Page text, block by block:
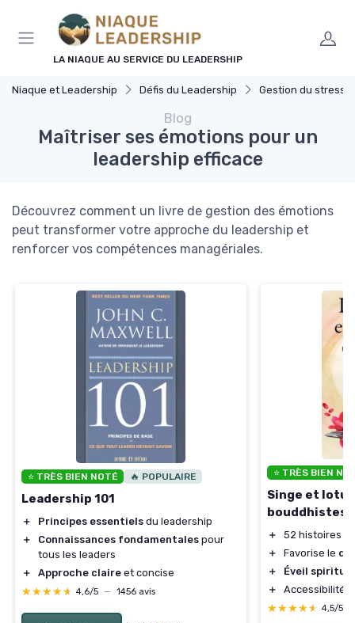
LA NIAQUE AU SERVICE DU LEADERSHIP
Niaque et Leadership Défis du Leadership Gestion du stress
Blog
Maîtriser ses émotions pour un
leadership efficace
Découvrez comment un livre de gestion des émotions
peut transformer votre approche du leadership et
renforcer vos compétences managériales.
⭐ TRÈS BIEN NOTÉ 🔥 POPULAIRE
Leadership 101
＋ Principes essentiels du leadership
＋
Connaissances fondamentales pour
tous les leaders
＋
Approche claire et concise
★★★★★
★★★★★ 4,6/5 — 1456 avis
⭐ TRÈS BIEN
Singe et
bouddhistes
＋
52 histoires
＋
Favorise le
＋
Éveil spirituel
＋
Accessibilité
★★★★★
★★★★★ 4,5/5